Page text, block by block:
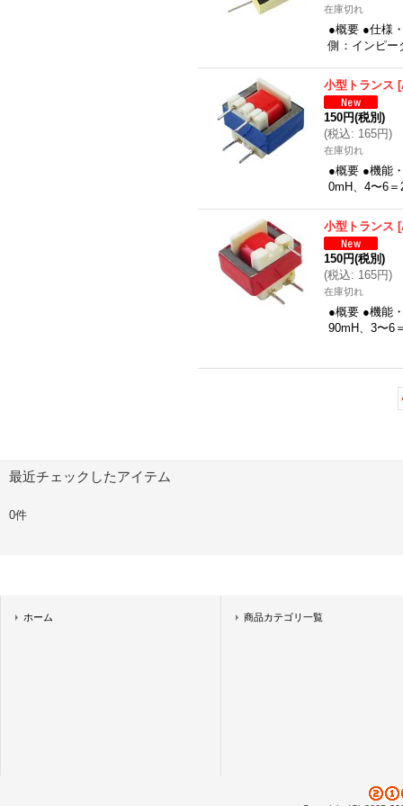
在庫切れ
●概要 ●仕様
側：インピ
小型トランス [
150円(税別)
(税込: 165円)
在庫切れ
●概要 ●機能
0mH、4〜6
小型トランス [
150円(税別)
(税込: 165円)
在庫切れ
●概要 ●機能
90mH、3〜6
最近チェックしたアイテム
0件
ホーム 商品カテゴリ一覧